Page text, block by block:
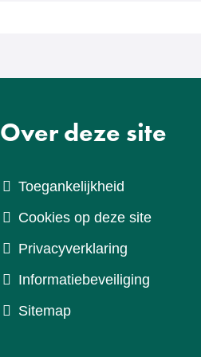
Over deze site
Toegankelijkheid
Cookies op deze site
Privacyverklaring
Informatiebeveiliging
Sitemap